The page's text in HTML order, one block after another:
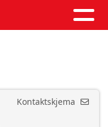
Kontaktskjema